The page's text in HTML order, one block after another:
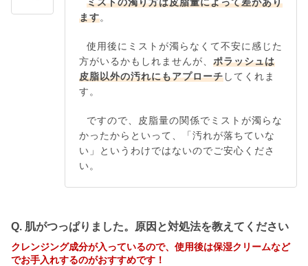
ます。
使用後にミストが濁らなくて不安に感じた
方がいるかもしれませんが、 ポラッシュは
皮脂以外の汚れにもアプローチしてくれま
す。
ですので、皮脂量の関係でミストが濁らな
かったからといって、「汚れが落ちていな
い」というわけではないのでご安心くださ
い。
Q. 肌がつっぱりました。原因と対処法を教えてください
クレンジング成分が入っているので、使用後は保湿クリームなど
でお手入れするのがおすすめです！